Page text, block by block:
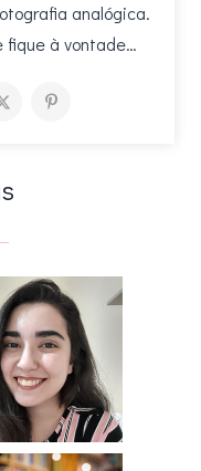
analógica.
fique à vontade…